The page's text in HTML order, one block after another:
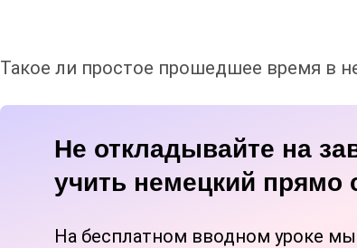
Такое ли простое прошедшее время в
Не откладывайте на
учить немецкий прямо
На бесплатном вводном уроке